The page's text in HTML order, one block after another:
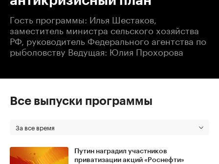
Гость программы: Илья Шестаков,
заместитель министра сельского хозяйства
РФ, руководитель Федерального агентства по
рыболовству Ведущая: Юлия Прохорова
Все выпуски программы
За все время
Путин наградил участников
приватизации акций «Роснефти»